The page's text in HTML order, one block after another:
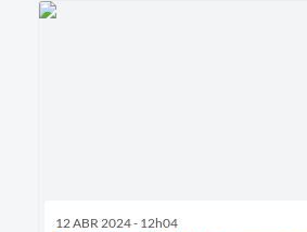
12 ABR 2024 - 12h04